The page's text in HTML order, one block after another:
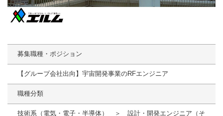
募集職種・ポジション
【グループ会社出向】宇宙開発事業のRFエンジニア
職種分類
技術系（電気・電子・半導体） ＞ 設計・開発エンジニア（そ